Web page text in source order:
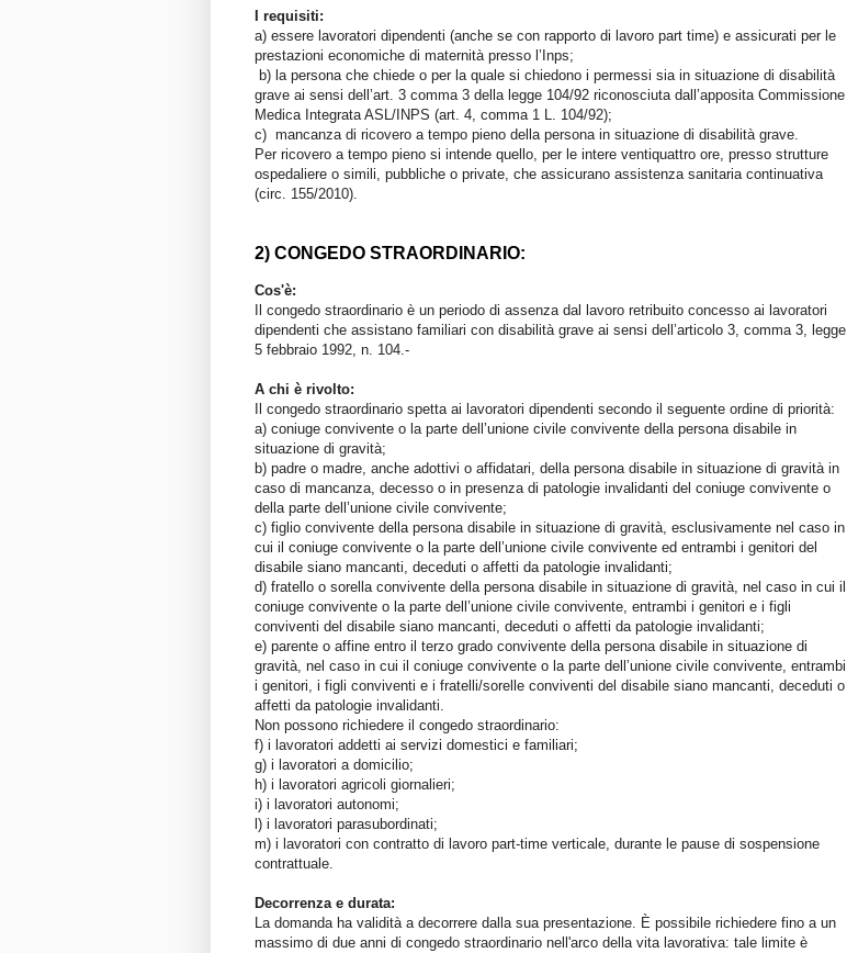
I requisiti:
a) essere lavoratori dipendenti (anche se con rapporto di lavoro part time) e assicurati per le
prestazioni economiche di maternità presso l’Inps;
b) la persona che chiede o per la quale si chiedono i permessi sia in situazione di disabilità
grave ai sensi dell’art. 3 comma 3 della legge 104/92 riconosciuta dall’apposita Commissione
Medica Integrata ASL/INPS (art. 4, comma 1 L. 104/92);
c) mancanza di ricovero a tempo pieno della persona in situazione di disabilità grave.
Per ricovero a tempo pieno si intende quello, per le intere ventiquattro ore, presso strutture
ospedaliere o simili, pubbliche o private, che assicurano assistenza sanitaria continuativa
(circ. 155/2010).
2) CONGEDO STRAORDINARIO:
Cos'è:
Il congedo straordinario è un periodo di assenza dal lavoro retribuito concesso ai lavoratori
dipendenti che assistano familiari con disabilità grave ai sensi dell’articolo 3, comma 3, legge
5 febbraio 1992, n. 104.-
A chi è rivolto:
Il congedo straordinario spetta ai lavoratori dipendenti secondo il seguente ordine di priorità:
a) coniuge convivente o la parte dell’unione civile convivente della persona disabile in
situazione di gravità;
b) padre o madre, anche adottivi o affidatari, della persona disabile in situazione di gravità in
caso di mancanza, decesso o in presenza di patologie invalidanti del coniuge convivente o
della parte dell’unione civile convivente;
c) figlio convivente della persona disabile in situazione di gravità, esclusivamente nel caso in
cui il coniuge convivente o la parte dell’unione civile convivente ed entrambi i genitori del
disabile siano mancanti, deceduti o affetti da patologie invalidanti;
d) fratello o sorella convivente della persona disabile in situazione di gravità, nel caso in cui il
coniuge convivente o la parte dell’unione civile convivente, entrambi i genitori e i figli
conviventi del disabile siano mancanti, deceduti o affetti da patologie invalidanti;
e) parente o affine entro il terzo grado convivente della persona disabile in situazione di
gravità, nel caso in cui il coniuge convivente o la parte dell’unione civile convivente, entrambi
i genitori, i figli conviventi e i fratelli/sorelle conviventi del disabile siano mancanti, deceduti o
affetti da patologie invalidanti.
Non possono richiedere il congedo straordinario:
f) i lavoratori addetti ai servizi domestici e familiari;
g) i lavoratori a domicilio;
h) i lavoratori agricoli giornalieri;
i) i lavoratori autonomi;
l) i lavoratori parasubordinati;
m) i lavoratori con contratto di lavoro part-time verticale, durante le pause di sospensione
contrattuale.
Decorrenza e durata:
La domanda ha validità a decorrere dalla sua presentazione. È possibile richiedere fino a un
massimo di due anni di congedo straordinario nell'arco della vita lavorativa: tale limite è